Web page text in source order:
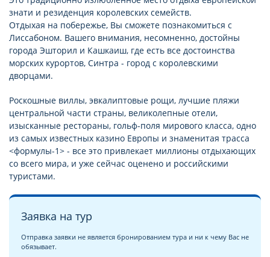
знати и резиденция королевских семейств.
Отдыхая на побережье, Вы сможете познакомиться с
Лиссабоном. Вашего внимания, несомненно, достойны
города Эшторил и Кашкаиш, где есть все достоинства
морских курортов, Синтра - город с королевскими
дворцами.
Роскошные виллы, эвкалиптовые рощи, лучшие пляжи
центральной части страны, великолепные отели,
изысканные рестораны, гольф-поля мирового класса, одно
из самых известных казино Европы и знаменитая трасса
<формулы-1> - все это привлекает миллионы отдыхающих
со всего мира, и уже сейчас оценено и российскими
туристами.
Заявка на тур
Отправка заявки не является бронированием тура и ни к чему Вас не
обязывает.